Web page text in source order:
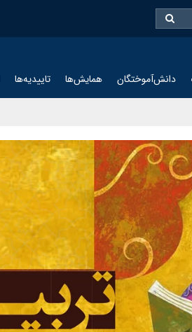
دانش‌آموختگان همایش‌ها تاییدیه‌ها